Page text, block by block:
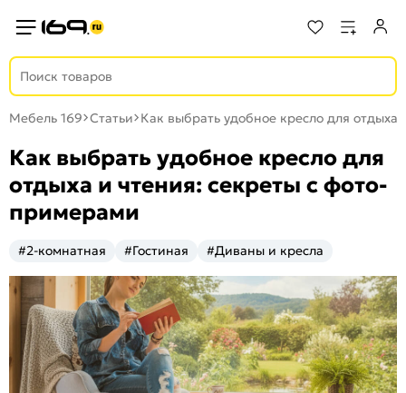
Мебель 169 Статьи Как выбрать удобное кресло для
Как выбрать удобное кресло для
отдыха и чтения: секреты с фото-
примерами
#2-комнатная #Гостиная #Диваны и кресла